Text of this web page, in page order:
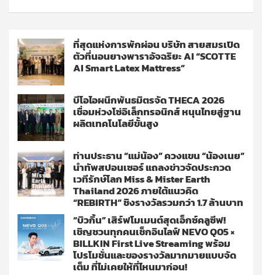
ที่สุดแห่งการพักผ่อน บริษัท สายสมรเปิด
ตัวที่นอนยางพาราอัจฉริยะ AI “SCOTTE
AI Smart Latex Mattress”
บีโอไอผนึกพันธมิตรจัด THECA 2026
เชื่อมห่วงโซ่อิเล็กทรอนิกส์ หนุนไทยสู่ฐาน
ผลิตเทคโนโลยีขั้นสูง
ท่านประธาน “แม่น้อง” ควงแขน “น้องเนย”
นำทัพสปอนเซอร์ แถลงข่าวจัดประกวด
เวทีรักษ์โลก Miss & Mister Earth
Thailand 2026 ภายใต้แนวคิด
“REBIRTH” ชิงรางวัลรวมกว่า 1.7 ล้านบาท
“บิวกิ้น” เสิร์ฟโมเมนต์สุดเอ็กซ์คลูซีฟ!
เชิญชวนทุกคนเช็กอินไลฟ์ NEVO Q05 ×
BILLKIN First Live Streaming พร้อม
โปรโมชั่นและของรางวัลมากมายแบบจัด
เต็ม ที่ไม่เคยให้ที่ไหนมาก่อน!